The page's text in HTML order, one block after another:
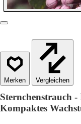
Vergleichen
Sternchenstrauch
Kompaktes